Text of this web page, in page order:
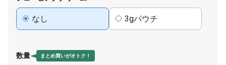
なし 3gパウチ
数量 まとめ買いがオトク！